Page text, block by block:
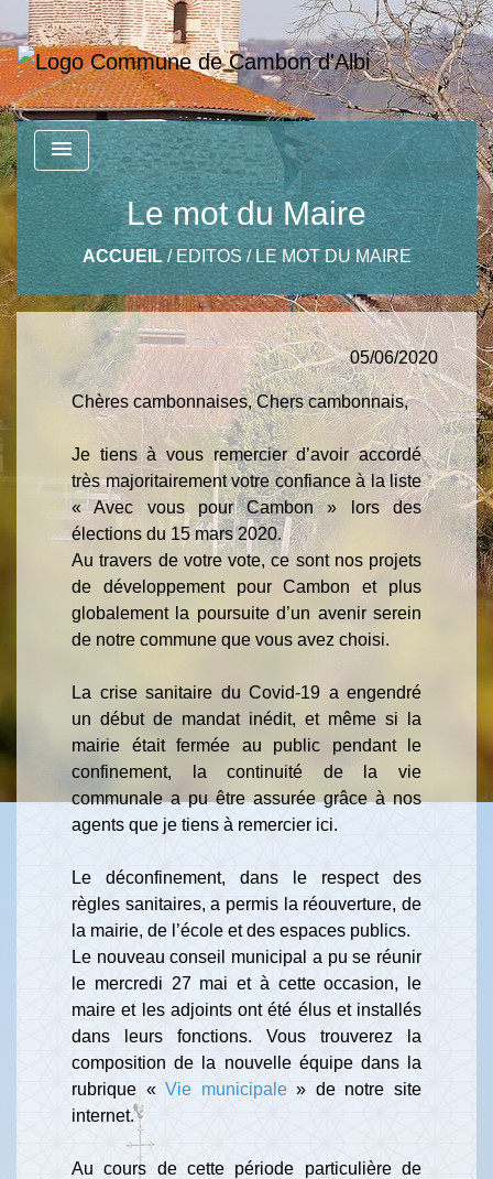
menu
Le mot du Maire
ACCUEIL/EDITOS/LE MOT DU MAIRE
05/06/2020
Chères cambonnaises, Chers cambonnais,
Je tiens à vous remercier d’avoir accordé
très majoritairement votre confiance à la liste
« Avec vous pour Cambon » lors des
élections du 15 mars 2020.
Au travers de votre vote, ce sont nos projets
de développement pour Cambon et plus
globalement la poursuite d’un avenir serein
de notre commune que vous avez choisi.
La crise sanitaire du Covid-19 a engendré
un début de mandat inédit, et même si la
mairie était fermée au public pendant le
confinement, la continuité de la vie
communale a pu être assurée grâce à nos
agents que je tiens à remercier ici.
Le déconfinement, dans le respect des
règles sanitaires, a permis la réouverture, de
la mairie, de l’école et des espaces publics.
Le nouveau conseil municipal a pu se réunir
le mercredi 27 mai et à cette occasion, le
maire et les adjoints ont été élus et installés
dans leurs fonctions. Vous trouverez la
composition de la nouvelle équipe dans la
rubrique «Vie municipale» de notre site
internet.
Au cours de cette période particulière de